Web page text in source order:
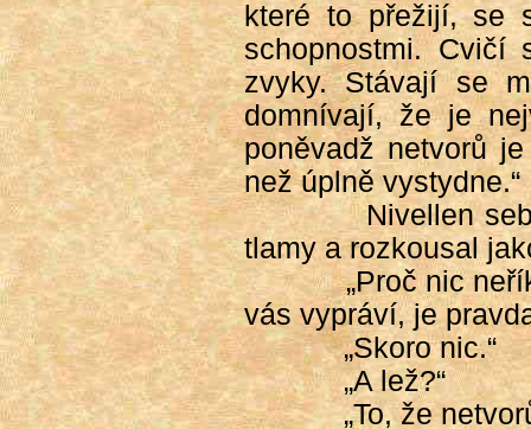
které to přežijí, se
schopnostmi.
zvyky. Stávají se
domnívají, že je
poněvadž netvorů
než úplně vystydne.“
Nivellen
tlamy a rozkousal
„Proč nic
vás vypráví, je
„Skoro nic.“
„A lež?“
„To, že